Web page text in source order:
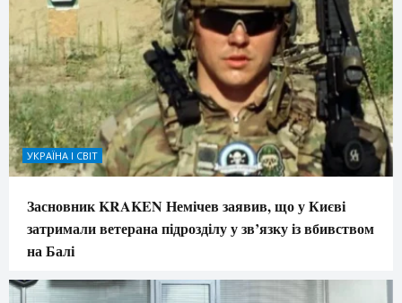
УКРАЇНА І СВІТ
Засновник KRAKEN Немічев заявив, що у Києві
затримали ветерана підрозділу у зв’язку із вбивством
на Балі